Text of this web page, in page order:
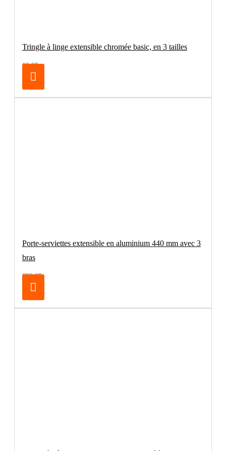
Tringle à linge extensible chromée basic, en 3 tailles
€6.95
Porte-serviettes extensible en aluminium 440 mm avec 3
bras
€32.95